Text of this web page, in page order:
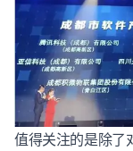
值得关注的是除了